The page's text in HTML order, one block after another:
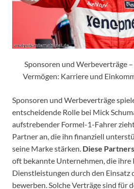
Sponsoren und Werbeverträge
Vermögen: Karriere und
Sponsoren und Werbeverträge
entscheidende Rolle bei Mick
aufstrebender Formel-1-Fahrer
Partner an, die ihn finanziell
seine Marke stärken. Diese
oft bekannte Unternehmen, die ihre
Dienstleistungen durch den Einsatz
bewerben. Solche Verträge sind für